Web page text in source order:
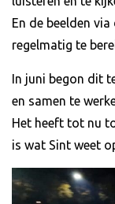
En de beelden
regelmatig te
In juni begon dit
en samen te
Het heeft tot nu
is wat Sint weet